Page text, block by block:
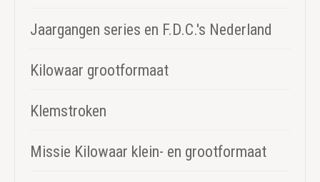
Jaargangen series en F.D.C.'s Nederland
Kilowaar grootformaat
Klemstroken
Missie Kilowaar klein- en grootformaat